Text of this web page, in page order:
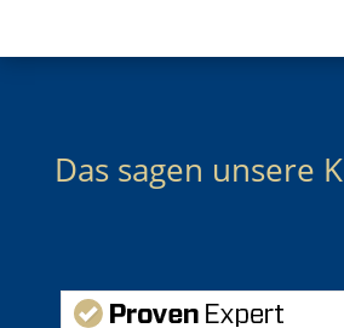
Das sagen unsere